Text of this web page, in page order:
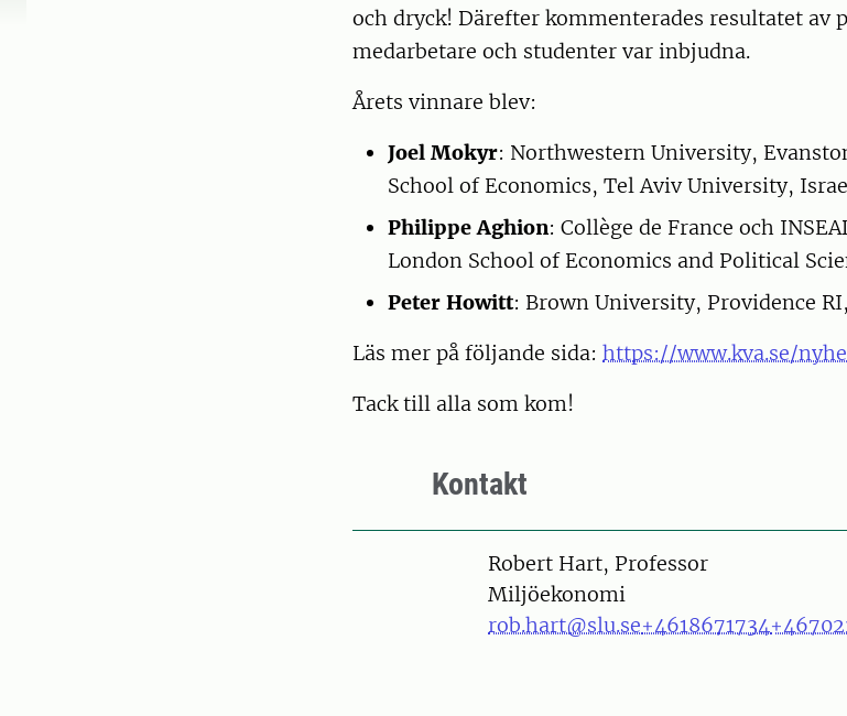
och dryck! Därefter kommenterades resultatet av
medarbetare och studenter var inbjudna.
Årets vinnare blev:
Joel Mokyr: Northwestern University,
School of Economics, Tel Aviv University,
Philippe Aghion: Collège de France och
London School of Economics and Political
Peter Howitt: Brown University, Providence
Läs mer på följande sida: https://www.kva.se/
Tack till alla som kom!
Kontakt
PersonRobert Hart, Professor
Miljöekonomi
rob.hart@slu.se+4618671734